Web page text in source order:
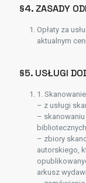
§4. ZASADY
Opłaty za
aktualnym
§5. USŁUGI
1.
– z usługi
–
– zbiory
autorskiego,
arkusz